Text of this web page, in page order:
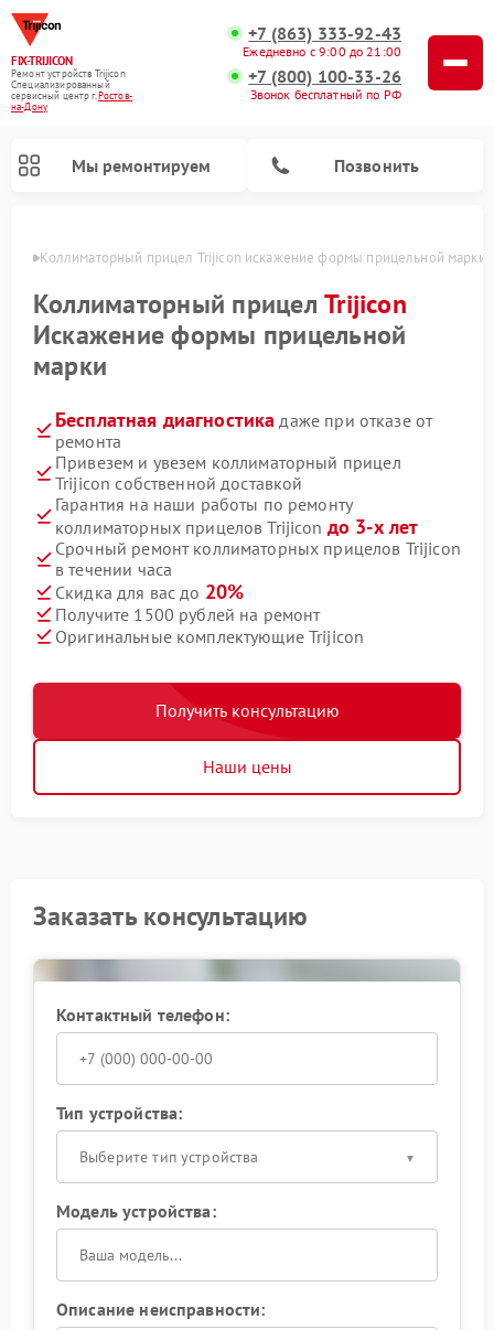
FIX-TRIJICON
Ремонт устройств Trijicon
Специализированный
cервисный центр г.Ростов-
на-Дону
+7 (863) 333-92-43
Ежедневно с 9:00 до 21:00
+7 (800) 100-33-26
Звонок бесплатный по РФ
Мы ремонтируем Позвонить
Коллиматорный прицел Trijicon искажение формы прицельной марки
Коллиматорный прицелTrijicon
Искажение формы прицельной
марки
Бесплатная диагностика даже при отказе от
ремонта
Привезем и увезем коллиматорный прицел
Trijicon собственной доставкой
Гарантия на наши работы по ремонту
коллиматорных прицелов Trijicon до 3-х лет
Срочный ремонт коллиматорных прицелов Trijicon
в течении часа
Скидка для вас до 20%
Получите 1500 рублей на ремонт
Оригинальные комплектующие Trijicon
Получить консультацию
Наши цены
Заказать консультацию
Контактный телефон:
Тип устройства:
Выберите тип устройства
Модель устройства:
Описание неисправности: